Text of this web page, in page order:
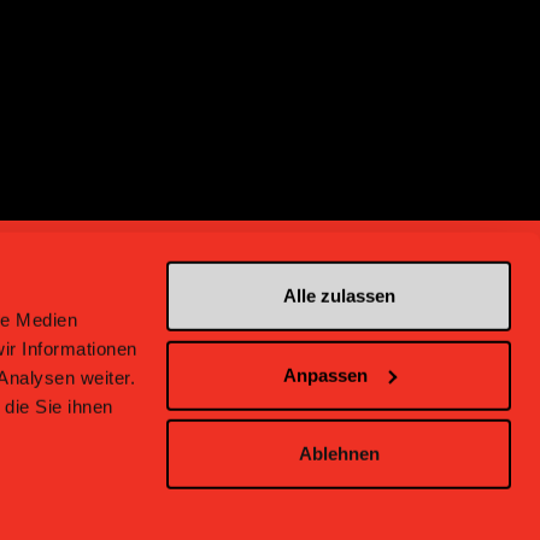
Medien
Informationen
weiter.
Sie ihnen
Alle zulassen
Anpassen
Ablehnen
bei Bern